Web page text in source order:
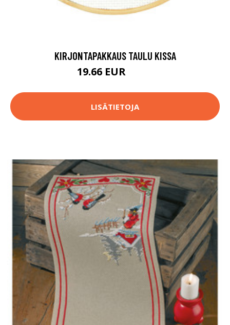
KIRJONTAPAKKAUS TAULU KISSA
19.66 EUR
LISÄTIETOJA